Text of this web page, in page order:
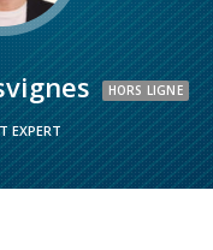
HORS LIGNE
EXPERT